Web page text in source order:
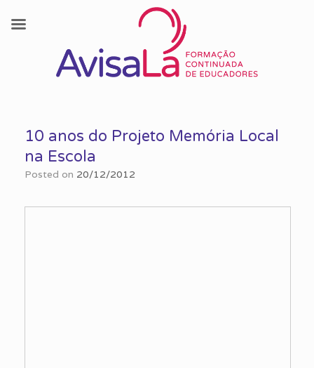
content10 anos do Projeto Memória Local
na Escola
Posted on 20/12/2012